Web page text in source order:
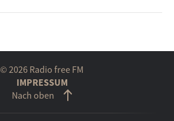
© 2026 Radio free FM
IMPRESSUM
Nach oben